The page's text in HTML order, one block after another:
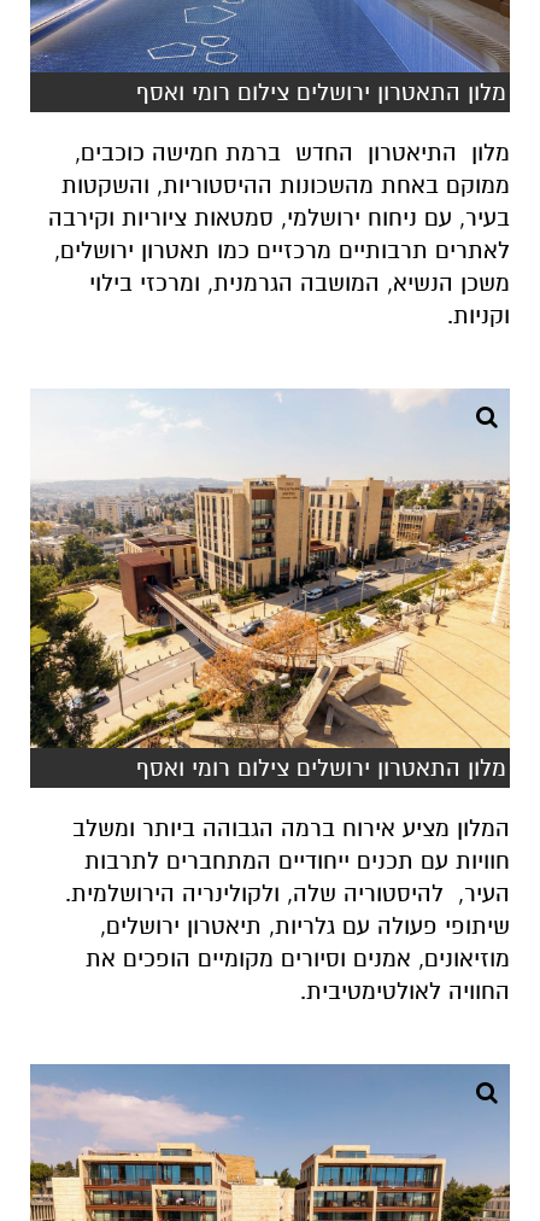
מלון התאטרון ירושלים צילום רומי ואסף
מלון התיאטרון החדש ברמת חמישה כוכבים,
ממוקם באחת מהשכונות ההיסטוריות, והשקטות
בעיר, עם ניחוח ירושלמי, סמטאות ציוריות וקירבה
לאתרים תרבותיים מרכזיים כמו תאטרון ירושלים,
משכן הנשיא, המושבה הגרמנית, ומרכזי בילוי
וקניות.
מלון התאטרון ירושלים צילום רומי ואסף
המלון מציע אירוח ברמה הגבוהה ביותר ומשלב
חוויות עם תכנים ייחודיים המתחברים לתרבות
העיר, להיסטוריה שלה, ולקולינריה הירושלמית.
שיתופי פעולה עם גלריות, תיאטרון ירושלים,
מוזיאונים, אמנים וסיורים מקומיים הופכים את
החוויה לאולטימטיבית.